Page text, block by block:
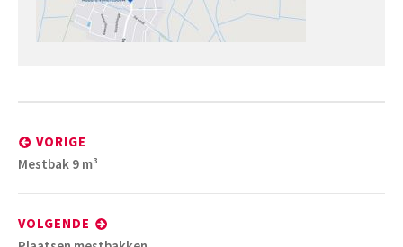
navigatie
VORIGE
Vorig
Mestbak 9 m³
VOLGENDE